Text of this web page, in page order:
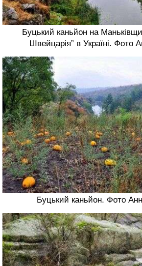
Буцький каньйон на
Швейцарія” в Україні. Фото
Буцький каньйон. Фото